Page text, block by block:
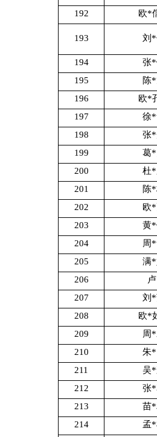
192 欧*
193 刘
194
张
195
陈
196
欧*
197
徐
198
张
199
葛
200
杜
201
陈
202
欧
203
黄
204
周
205
满
206
207
刘
208
欧*
209
周
210
朱
211
吴
212
张
213
苗
214
孟